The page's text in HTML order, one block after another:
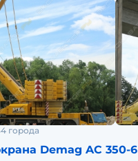
города
Demag AC 350-6